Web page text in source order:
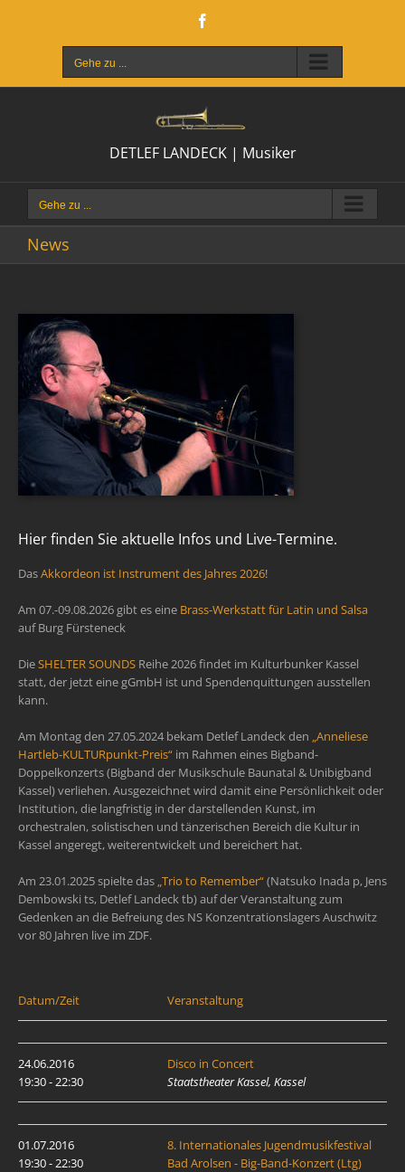
Gehe zu ...
DETLEF LANDECK | Musiker
Gehe zu ...
News
Hier finden Sie aktuelle Infos und Live-Termine.
DasAkkordeon ist Instrument des Jahres 2026!
Am 07.-09.08.2026 gibt es eine Brass-Werkstatt für Latin und Salsa
auf Burg Fürsteneck
DieSHELTER SOUNDS Reihe 2026 findet im Kulturbunker Kassel
statt, der jetzt eine gGmbH ist und Spendenquittungen ausstellen
kann.
Am Montag den 27.05.2024 bekam Detlef Landeck den „Anneliese
Hartleb-KULTURpunkt-Preis“ im Rahmen eines Bigband-
Doppelkonzerts (Bigband der Musikschule Baunatal & Unibigband
Kassel) verliehen. Ausgezeichnet wird damit eine Persönlichkeit oder
Institution, die langfristig in der darstellenden Kunst, im
orchestralen, solistischen und tänzerischen Bereich die Kultur in
Kassel angeregt, weiterentwickelt und bereichert hat.
Am 23.01.2025 spielte das „Trio to Remember“(Natsuko Inada p, Jens
Dembowski ts, Detlef Landeck tb) auf der Veranstaltung zum
Gedenken an die Befreiung des NS Konzentrationslagers Auschwitz
vor 80 Jahren live im ZDF.
Datum/Zeit Veranstaltung
24.06.2016
19:30 - 22:30
Disco in Concert
Staatstheater Kassel, Kassel
01.07.2016
19:30 - 22:30
8. Internationales Jugendmusikfestival
Bad Arolsen - Big-Band-Konzert (Ltg)